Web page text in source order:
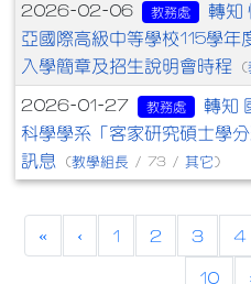
2026-02-06 教務處
轉知
亞國際高級中等學校115學年
入學簡章及招生說明會時程
(
2026-01-27 教務處
轉知
科學學系「客家研究碩士學
訊息
(教學組長 / 73 / 其它 )
« ‹ 1 2 3 4
10